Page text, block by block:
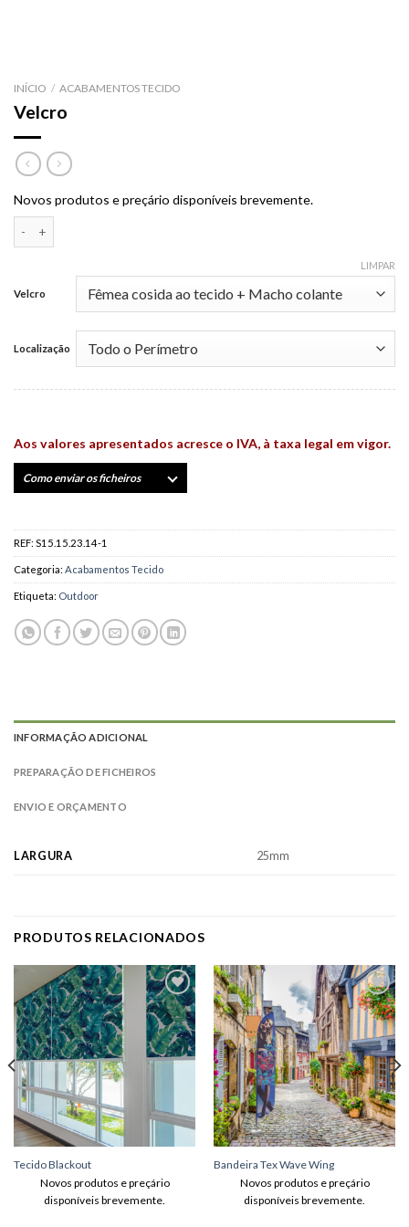
INÍCIO / ACABAMENTOS TECIDO
Velcro
Novos produtos e preçário disponíveis brevemente.
Velcro
Localização
LIMPAR
Aos valores apresentados acresce o IVA, à taxa legal em vigor.
Como enviar os ficheiros
REF: S15.15.23.14-1
Categoria: Acabamentos Tecido
Etiqueta: Outdoor
INFORMAÇÃO ADICIONAL
PREPARAÇÃO DE FICHEIROS
ENVIO E ORÇAMENTO
LARGURA 25mm
PRODUTOS RELACIONADOS
Adicionar
aos meus
desejos
Tecido Blackout
Novos produtos e preçário
disponíveis brevemente.
Adicionar
aos meus
desejos
Bandeira Tex Wave Wing
Novos produtos e preçário
disponíveis brevemente.